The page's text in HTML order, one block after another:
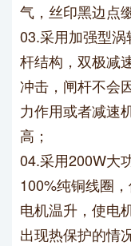
气，丝印黑边点
03.采用加强型
杆结构，双极减
冲击，闸杆不会
力作用或者减速
高；
04.采用200W大
100%纯铜线圈
电机温升，使电
出现热保护的情